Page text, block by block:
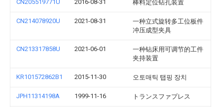
CN205519771U 2016-08-31 棒料定位钻孔装置
CN214078920U 2021-08-31
一种立式旋转多工位板件
冲压成型夹具
CN213317858U 2021-06-01
一种钻床用可调节的工件
夹持装置
KR101572862B1 2015-11-30 오토매틱 탭핑 장치
JPH11314198A 1999-11-16 トランスファプレス